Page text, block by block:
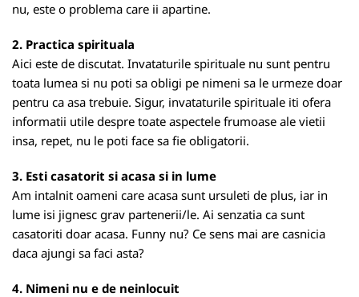
nu, este o problema care ii apartine.
2. Practica spirituala
Aici este de discutat. Invataturile spirituale nu sunt pentru
toata lumea si nu poti sa obligi pe nimeni sa le urmeze doar
pentru ca asa trebuie. Sigur, invataturile spirituale iti ofera
informatii utile despre toate aspectele frumoase ale vietii
insa, repet, nu le poti face sa fie obligatorii.
3. Esti casatorit si acasa si in lume
Am intalnit oameni care acasa sunt ursuleti de plus, iar in
lume isi jignesc grav partenerii/le. Ai senzatia ca sunt
casatoriti doar acasa. Funny nu? Ce sens mai are casnicia
daca ajungi sa faci asta?
4. Nimeni nu e de neinlocuit